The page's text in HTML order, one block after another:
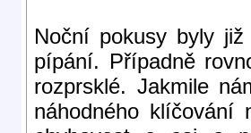
Noční pokusy byly
pípání. Případně
rozprsklé. Jakmile
náhodného klíčování